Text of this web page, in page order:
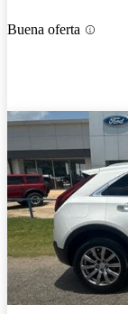
Buena oferta